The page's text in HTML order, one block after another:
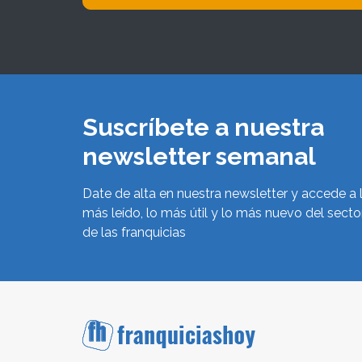
Suscríbete a nuestra
newsletter semanal
Date de alta en nuestra newsletter y accede a
más leído, lo más útil y lo más nuevo del
de las franquicias